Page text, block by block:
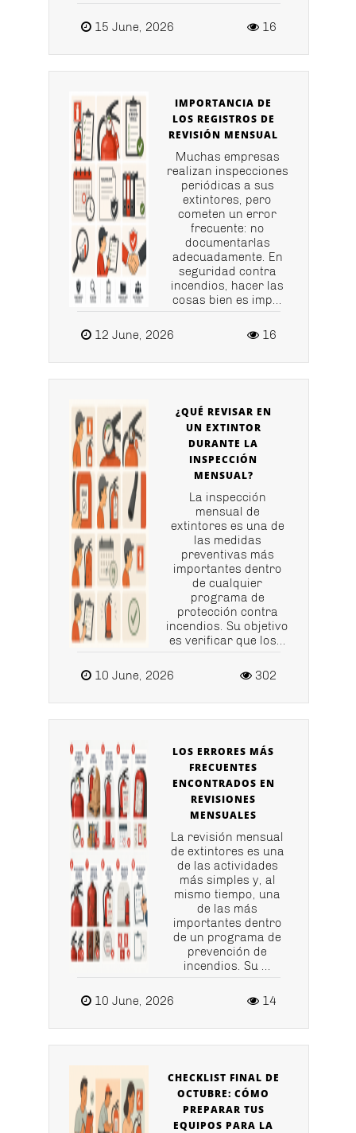
15 June, 2026 16
IMPORTANCIA DE
LOS REGISTROS DE
REVISIÓN MENSUAL
Muchas empresas
realizan inspecciones
periódicas a sus
extintores, pero
cometen un error
frecuente: no
documentarlas
adecuadamente. En
seguridad contra
incendios, hacer las
cosas bien es imp...
12 June, 2026 16
¿QUÉ REVISAR EN
UN EXTINTOR
DURANTE LA
INSPECCIÓN
MENSUAL?
La inspección
mensual de
extintores es una de
las medidas
preventivas más
importantes dentro
de cualquier
programa de
protección contra
incendios. Su objetivo
es verificar que los...
10 June, 2026 302
LOS ERRORES MÁS
FRECUENTES
ENCONTRADOS EN
REVISIONES
MENSUALES
La revisión mensual
de extintores es una
de las actividades
más simples y, al
mismo tiempo, una
de las más
importantes dentro
de un programa de
prevención de
incendios. Su ...
10 June, 2026 14
CHECKLIST FINAL DE
OCTUBRE: CÓMO
PREPARAR TUS
EQUIPOS PARA LA